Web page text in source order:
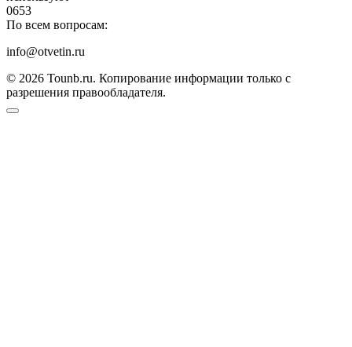
0653
По всем вопросам:
info@otvetin.ru
© 2026 Tounb.ru. Копирование информации только с
разрешения правообладателя.